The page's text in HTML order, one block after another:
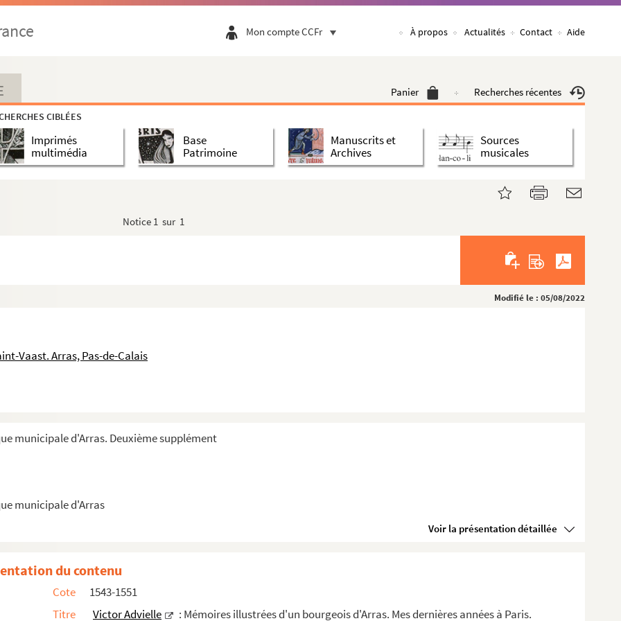
Mon compte CCFr À propos Actualités Contact Aide
Panier Recherches récentes
CIBLÉES
Imprimés
multimédia
Base
Patrimoine
Manuscrits et
Archives
Sources
musicales
Notice 1 sur 1
Modifié le : 05/08/2022
Vaast. Arras, Pas-de-Calais
municipale d'Arras. Deuxième supplément
municipale d'Arras
Voir la présentation détaillée
de 11750 livres
l'état de la province d'Artois
procureur du roi à Bourges, etc
de Jules Cronfalt (1858-1928), receveur de...
des tabacs, conseiller municipal
(1764-1765) sur la composition de l'éch...
originales.
Albert Schilling, (1816-?) concernant notamment son...
du contenu
Cote
1543-1551
Titre
Victor Advielle
: Mémoires illustrées d'un bourgeois d'Arras. Mes dernières années à Paris.